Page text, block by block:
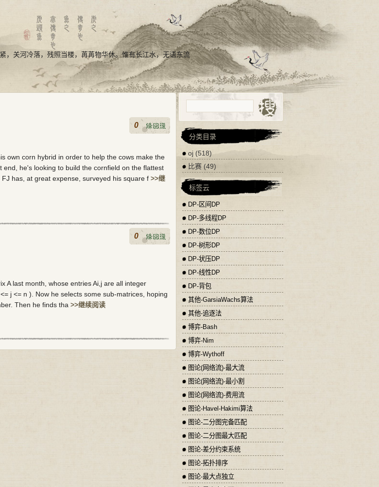
，关河冷落，残照当楼，苒苒物华休。惟有长江水，无语东流
0
own corn hybrid in order to help the cows make the
end, he's looking to build the cornfield on the flattest
has, at great expense, surveyed his square f >>继
0
A last month, whose entries Ai,j are all integer
j <= n ). Now he selects some sub-matrices, hoping
Then he finds tha >>继续阅读
分类目录
oj (518)
比赛 (49)
标签云
DP-区间DP
DP-多线程DP
DP-数位DP
DP-树形DP
DP-状压DP
DP-线性DP
DP-背包
其他-GarsiaWachs算法
其他-追逐法
博弈-Bash
博弈-Nim
博弈-Wythoff
图论(网络流)-最大流
图论(网络流)-最小割
图论(网络流)-费用流
图论-Havel-Hakimi算法
图论-二分图完备匹配
图论-二分图最大匹配
图论-差分约束系统
图论-拓扑排序
图论-最大点独立